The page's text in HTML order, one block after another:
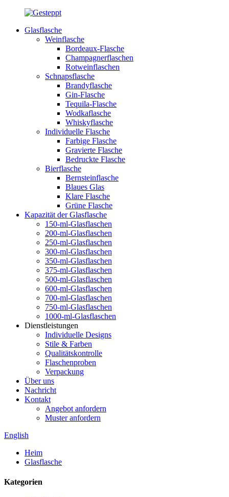
Glasflasche
Weinflasche
Bordeaux-Flasche
Champagnerflaschen
Rotweinflaschen
Schnapsflasche
Brandyflasche
Gin-Flasche
Tequila-Flasche
Wodkaflasche
Whiskyflasche
Individuelle Flasche
Farbige Flasche
Gravierte Flasche
Bedruckte Flasche
Bierflasche
Bernsteinflasche
Blaues Glas
Klare Flasche
Grüne Flasche
Kapazität der Glasflasche
150-ml-Glasflaschen
200-ml-Glasflaschen
250-ml-Glasflaschen
300-ml-Glasflaschen
350-ml-Glasflaschen
375-ml-Glasflaschen
500-ml-Glasflaschen
600-ml-Glasflaschen
700-ml-Glasflaschen
750-ml-Glasflaschen
1000-ml-Glasflaschen
Dienstleistungen
Individuelle Designs
Stile & Farben
Qualitätskontrolle
Flaschenproben
Verpackung
Über uns
Nachricht
Kontakt
Angebot anfordern
Muster anfordern
English
Heim
Glasflasche
Kategorien